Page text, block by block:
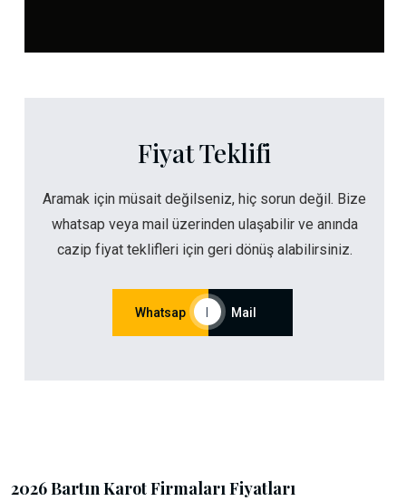
Fiyat Teklifi
Aramak için müsait değilseniz, hiç sorun değil. Bize
whatsap veya mail üzerinden ulaşabilir ve anında
cazip fiyat teklifleri için geri dönüş alabilirsiniz.
Whatsap Mail
2026 Bartın Karot Firmaları Fiyatları